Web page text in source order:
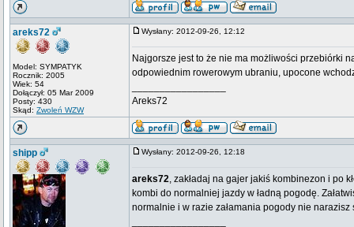
areks72
Model: SYMPATYK
Rocznik: 2005
Wiek: 54
Dołączył: 05 Mar 2009
Posty: 430
Skąd: Zwoleń WZW
Wysłany: 2012-09-26, 12:12
Najgorsze jest to że nie ma możliwości przebiórki
odpowiednim rowerowym ubraniu, upocone
Areks72
shipp Wysłany: 2012-09-26, 12:18
areks72, zakładaj na gajer jakiś kombinezon i po
kombi do normalniej jazdy w ładną pogodę.
normalnie i w razie załamania pogody nie